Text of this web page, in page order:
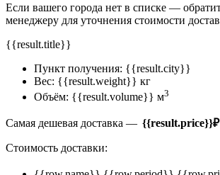
Если вашего города нет в списке —
менеджеру для уточнения стоимости
{{result.title}}
Пункт получения: {{result.city}}
Вес: {{result.weight}} кг
Объём: {{result.volume}} м3
Самая дешевая доставка — {{result.price}}₽
Стоимость доставки: